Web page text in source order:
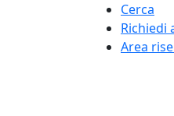
Cerca
Richiedi
Area